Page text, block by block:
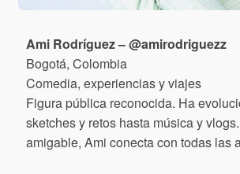
Ami Rodríguez – @amirodriguezz
Bogotá, Colombia
Comedia, experiencias y viajes
Figura pública reconocida. Ha
sketches y retos hasta música y
amigable, Ami conecta con todas las